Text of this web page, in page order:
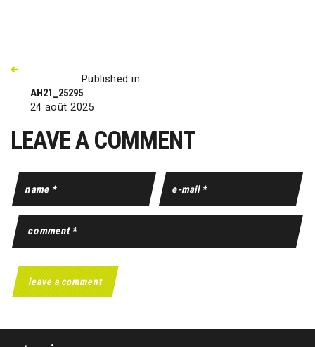
Published in
AH21_25295
24 août 2025
LEAVE A COMMENT